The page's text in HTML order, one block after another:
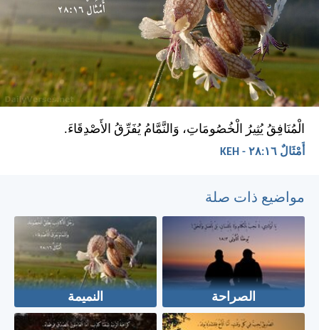
الْمُنَافِقُ يُثِيرُ الْخُصُومَاتِ، وَالنَّمَّامُ يُفَرِّقُ الأَصْدِقَاءَ.
أَمْثَالٌ ١٦:‏٢٨ - KEH
مواضيع ذات صلة
الصراحة النميمة